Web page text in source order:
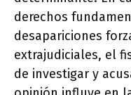
derechos
desapariciones
extrajudiciales, el
de investigar y